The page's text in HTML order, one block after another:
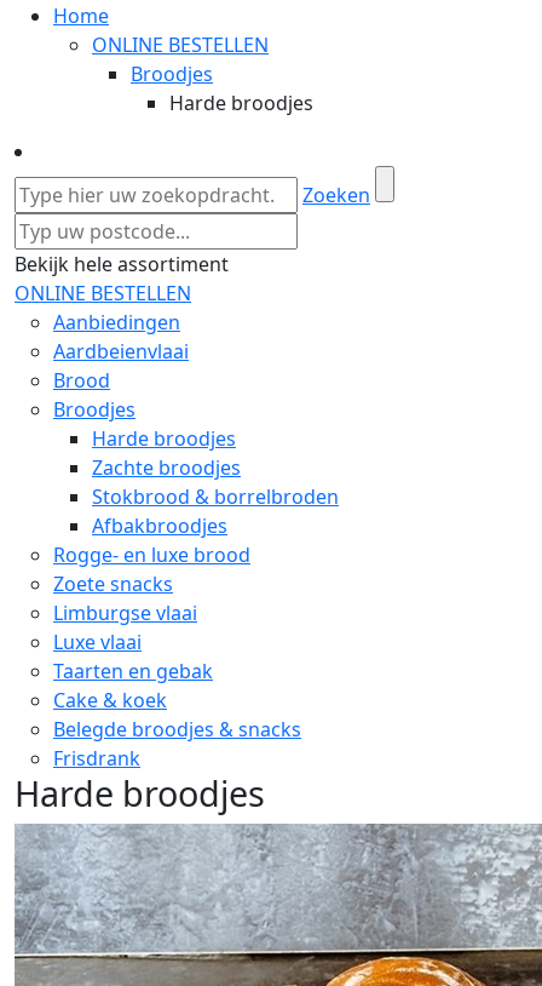
Home
ONLINE BESTELLEN
Broodjes
Harde broodjes
Zoeken
Bekijk hele assortiment
ONLINE BESTELLEN
Aanbiedingen
Aardbeienvlaai
Brood
Broodjes
Harde broodjes
Zachte broodjes
Stokbrood & borrelbroden
Afbakbroodjes
Rogge- en luxe brood
Zoete snacks
Limburgse vlaai
Luxe vlaai
Taarten en gebak
Cake & koek
Belegde broodjes & snacks
Frisdrank
Harde broodjes